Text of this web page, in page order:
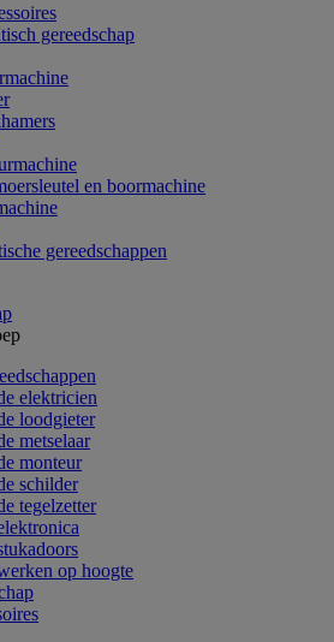
gereedschap
en boormachine
gereedschappen
elektricien
loodgieter
metselaar
monteur
schilder
tegelzetter
op hoogte